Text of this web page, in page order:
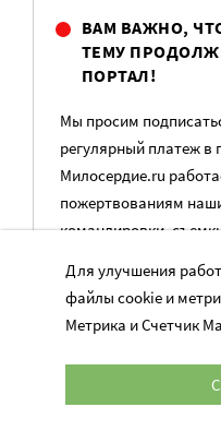
ВАМ ВАЖНО,
ТЕМУ
ПОРТАЛ!
Мы просим
регулярный платеж в
Милосердие.ru
пожертвованиям
командировки,
нужны средства.
Для улучшения
файлы cookie и
Метрика и Счетчик